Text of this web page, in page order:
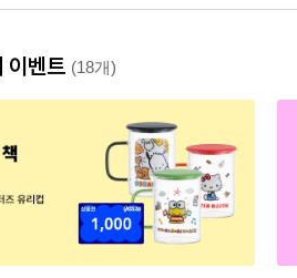
이벤트 (18개)